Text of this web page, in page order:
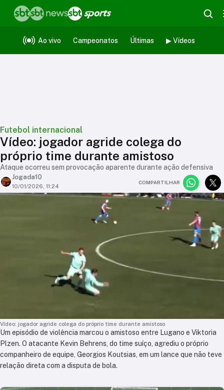
Ao vivo Campeonatos Últimas ▶ Vídeos
Futebol internacional
Vídeo: jogador agride colega do
próprio time durante amistoso
Ataque ocorreu sem provocação aparente durante ação defensiva
Jogada10
10/01/2026, 11:24
COMPARTILHAR
Vídeo: jogador agride colega do próprio time durante amistoso
Um episódio de violência marcou o amistoso entre Lugano e Viktoria
Plzen. O atacante Kevin Behrens , do time suíço, agrediu o próprio
companheiro de equipe, Georgios Koutsias , em um lance que não teve
relação direta com a disputa de bola.